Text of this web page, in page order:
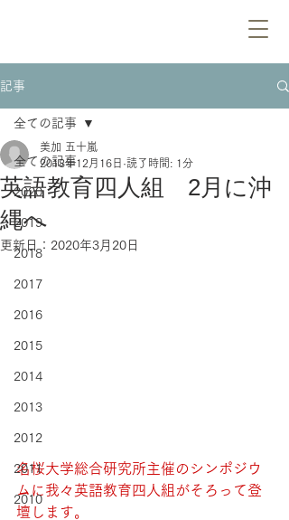
記事
全ての記事
2020
2019
2018
2017
2016
2015
2014
2013
2012
2011
2010
全ての記事
英語教育四人組 2月に沖
縄へ
美加 五十嵐
2018年12月16日 読了時間: 1分
更新日： 2020年3月20日
名桜大学総合研究所主催のシンポジウ
ムに我々英語教育四人組がそろって登
壇します。